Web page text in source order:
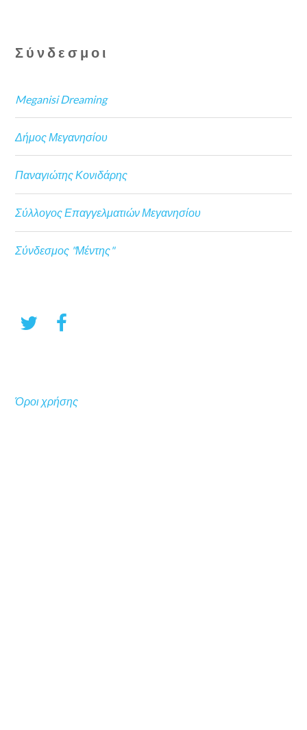
Σύνδεσμοι
Meganisi Dreaming
Δήμος Μεγανησίου
Παναγιώτης Κονιδάρης
Σύλλογος Επαγγελματιών Μεγανησίου
Σύνδεσμος "Μέντης"
Όροι χρήσης